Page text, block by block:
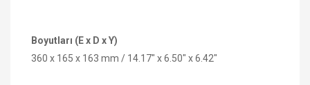
Boyutları (E x D x Y)
360 x 165 x 163 mm / 14.17" x 6.50" x 6.42"